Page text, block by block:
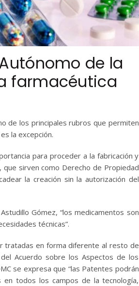
de la
farmacéutica
de los principales rubros que permiten
la excepción.
para proceder a la fabricación y
sirven como Derecho de Propiedad
la creación sin la autorización del
Gómez, “los medicamentos son
técnicas”.
tratadas en forma diferente al resto de
Acuerdo sobre los Aspectos de los
se expresa que “las Patentes podrán
todos los campos de la tecnología,